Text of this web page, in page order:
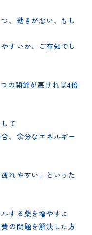
、動きが悪い、もし
すいか、ご存知でし
の関節が悪ければ4倍
て
、余分なエネルギー
れやすい」といった
する薬を増やすよ
の問題を解決した方